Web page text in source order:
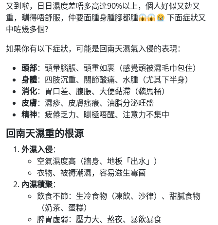
又到啦，日日濕度差唔多高逹90%以上，個人好似又攰又
重，瞓得唔舒服，仲要面腫身腫腳都腫
下面症狀又
中咗幾多個?
如果你有以下症狀，可能是回南天濕氣入侵的表現：
頭部：頭暈腦脹、頭重如裹（感覺頭被濕毛巾包住）
身體：四肢沉重、關節酸痛、水腫（尤其下半身）
消化：胃口差、腹脹、大便黏滯（黐馬桶）
皮膚：濕疹、皮膚瘙癢、油脂分泌旺盛
精神：疲倦乏力、瞓極唔醒、注意力不集中
回南天濕重的根源
外濕入侵：
空氣濕度高（牆身、地板「出水」）
衣物、被褥潮濕，容易滋生霉菌
內濕積聚：
飲食不節：生冷食物（凍飲、沙律）、甜膩食物
（奶茶、蛋糕）
脾胃虛弱：壓力大、熬夜、暴飲暴食